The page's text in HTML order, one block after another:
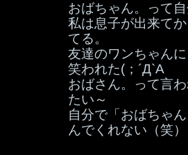
おばちゃん。って
私は息子が出来て
てる。
友達のワンちゃん
笑われた(；´Д`A
おばさん。って言
たい～
自分で「おばちゃ
んでくれない（笑）